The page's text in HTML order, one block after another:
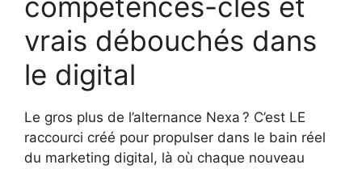
vrais débouchés dans
le digital
Le gros plus de l’alternance Nexa ? C’est LE
raccourci créé pour propulser dans le bain réel
du marketing digital, là où chaque nouveau